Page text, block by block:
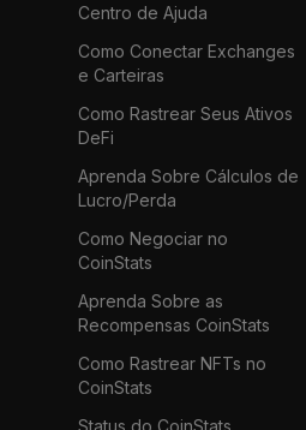
Centro de Ajuda
Como Conectar Exchanges
e Carteiras
Como Rastrear Seus Ativos
DeFi
Aprenda Sobre Cálculos de
Lucro/Perda
Como Negociar no
CoinStats
Aprenda Sobre as
Recompensas CoinStats
Como Rastrear NFTs no
CoinStats
Status do CoinStats